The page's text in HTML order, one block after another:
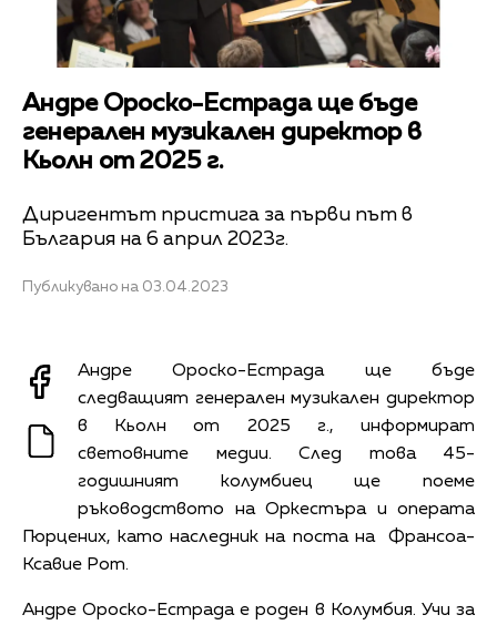
Андре Ороско-Естрада ще бъде
генерален музикален директор в
Кьолн от 2025 г.
Диригентът пристига за първи път в
България на 6 април 2023г.
Публикувано на 03.04.2023
Андре Ороско-Естрада ще бъде
следващият генерален музикален директор
в Кьолн от 2025 г., информират
световните медии. След това 45-
годишният колумбиец ще поеме
ръководството на Оркестъра и операта
Гюрцених, като наследник на поста на Франсоа-
Ксавие Рот.
Андре Ороско-Естрада е роден в Колумбия. Учи за